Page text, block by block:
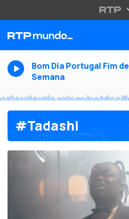
Bom Dia Portugal Fim de
Semana
#Tadashi